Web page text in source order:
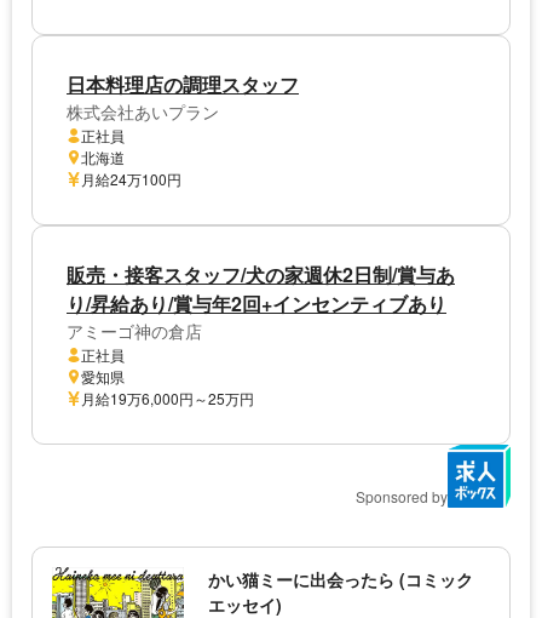
日本料理店の調理スタッフ
株式会社あいプラン
正社員
北海道
月給24万100円
販売・接客スタッフ/犬の家週休2日制/賞与あ
り/昇給あり/賞与年2回+インセンティブあり
アミーゴ神の倉店
正社員
愛知県
月給19万6,000円～25万円
Sponsored by
かい猫ミーに出会ったら (コミック
エッセイ)